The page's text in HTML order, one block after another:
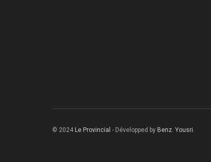
© 2024 Le Provincial - Développed by Benz. Yousri